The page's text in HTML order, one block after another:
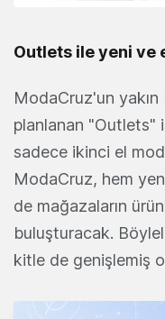
Outlets ile yeni ve
ModaCruz'un yakın
planlanan "Outlets"
sadece ikinci el
ModaCruz, hem
de mağazaların
buluşturacak.
kitle de genişlemiş